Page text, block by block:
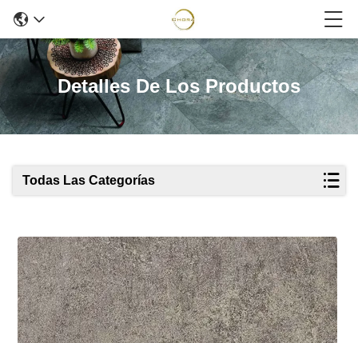
Detalles De Los Productos
Todas Las Categorías